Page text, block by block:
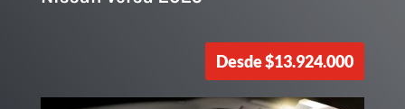
Desde$13.924.000